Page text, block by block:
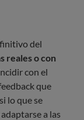
del
reales o con
con el
que
lo que se
a las